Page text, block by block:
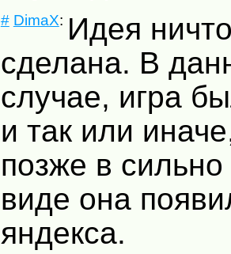
# DimaX: Идея
сделана. В
случае, игра
и так или
позже в
виде она
яндекса.